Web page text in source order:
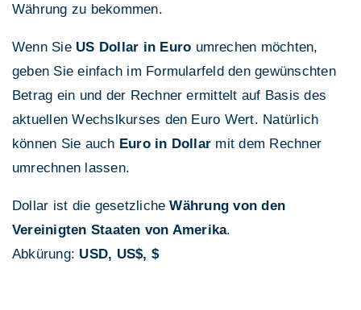
Währung zu bekommen.
Wenn Sie US Dollar in Euro umrechen möchten,
geben Sie einfach im Formularfeld den gewünschten
Betrag ein und der Rechner ermittelt auf Basis des
aktuellen Wechslkurses den Euro Wert. Natürlich
können Sie auch Euro in Dollar mit dem Rechner
umrechnen lassen.
Dollar ist die gesetzlicheWährung von den
Vereinigten Staaten von Amerika.
Abkürung: USD, US$, $